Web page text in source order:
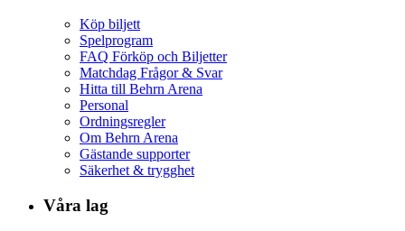
Köp biljett
Spelprogram
FAQ Förköp och Biljetter
Matchdag Frågor & Svar
Hitta till Behrn Arena
Personal
Ordningsregler
Om Behrn Arena
Gästande supporter
Säkerhet & trygghet
Våra lag